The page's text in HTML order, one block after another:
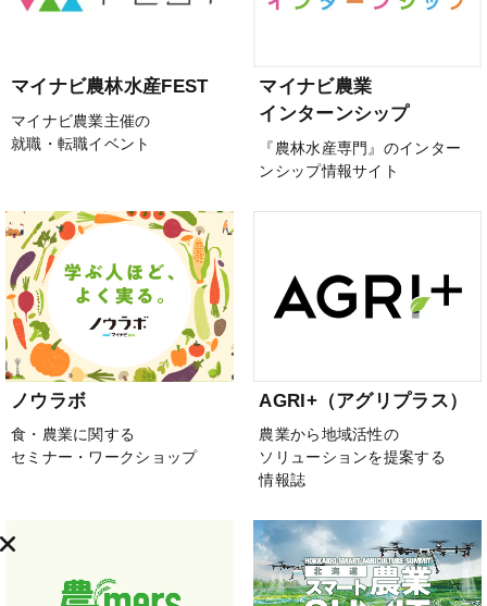
マイナビ農林水産FEST
マイナビ農業主催の
就職・転職イベント
マイナビ農業
インターンシップ
『農林水産専門』のインター
ンシップ情報サイト
ノウラボ
食・農業に関する
セミナー・ワークショップ
AGRI+（アグリプラス）
農業から地域活性の
ソリューションを提案する
情報誌